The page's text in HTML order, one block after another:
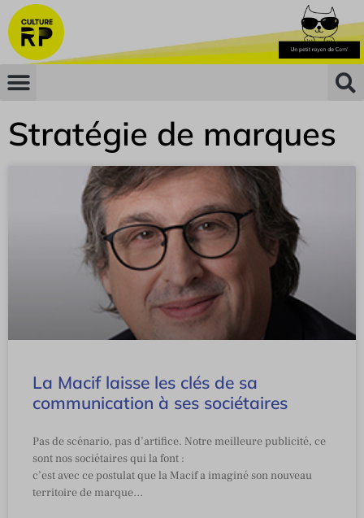
Stratégie de marques
La Macif laisse les clés de sa
communication à ses sociétaires
Pas de scénario, pas d’artifice. Notre meilleure publicité, ce
sont nos sociétaires qui la font :
c’est avec ce postulat que la Macif a imaginé son nouveau
territoire de marque…